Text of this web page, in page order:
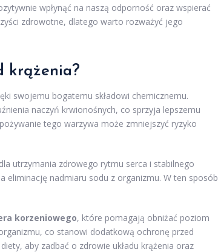
wpłynąć na naszą odporność oraz wspierać
zdrowotne, dlatego warto rozważyć jego
krążenia?
swojemu bogatemu składowi chemicznemu.
naczyń krwionośnych, co sprzyja lepszemu
tego warzywa może zmniejszyć ryzyko
utrzymania zdrowego rytmu serca i stabilnego
eliminację nadmiaru sodu z organizmu. W ten sposób
korzeniowego, które pomagają obniżać poziom
co stanowi dodatkową ochronę przed
aby zadbać o zdrowie układu krążenia oraz